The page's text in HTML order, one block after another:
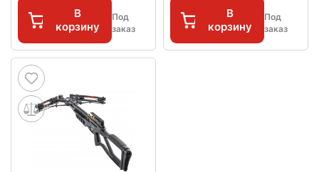
В
корзину
Под
заказ
В
корзину
Под
заказ